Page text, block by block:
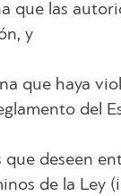
que las
y
que haya
del
que deseen
de la Ley